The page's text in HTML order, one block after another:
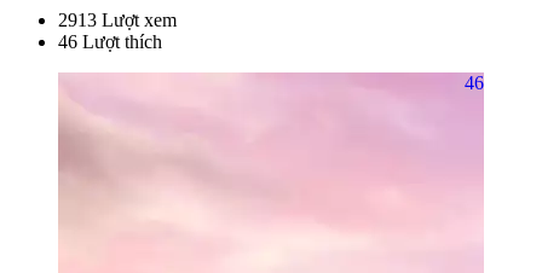
2913 Lượt xem
46 Lượt thích
46